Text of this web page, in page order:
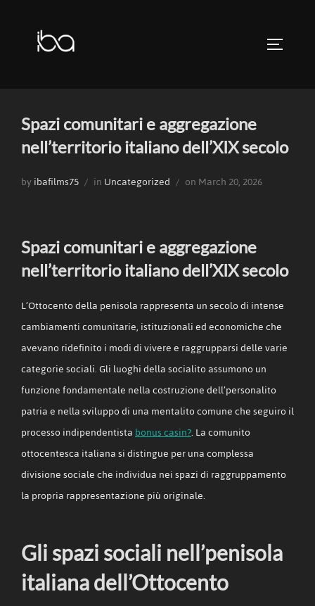
TOGGLE
Spazi comunitari e aggregazione
nell’territorio italiano dell’XIX secolo
byibafilms75 inUncategorized onPosted
March 20, 2026
Spazi comunitari e aggregazione
nell’territorio italiano dell’XIX secolo
L’Ottocento della penisola rappresenta un secolo di intense
cambiamenti comunitarie, istituzionali ed economiche che
avevano ridefinito i modi di vivere e raggrupparsi delle varie
categorie sociali. Gli luoghi della socialito assumono un
funzione fondamentale nella costruzione dell’personalito
patria e nella sviluppo di una mentalito comune che seguiro il
processo indipendentistabonus casin?. La comunito
ottocentesca italiana si distingue per una complessa
divisione sociale che individua nei spazi di raggruppamento
la propria rappresentazione più originale.
Gli spazi sociali nell’penisola
italiana dell’Ottocento